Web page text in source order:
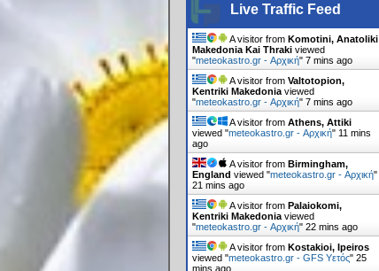
Live Traffic Feed
A visitor fromKomotini, Anatoliki
Makedonia Kai Thraki viewed
"meteokastro.gr - Αρχική"7 mins ago
A visitor fromValtotopion,
Kentriki Makedonia viewed
"meteokastro.gr - Αρχική"7 mins ago
A visitor fromAthens, Attiki
viewed "meteokastro.gr - Αρχική" 11 mins
ago
A visitor fromBirmingham,
England viewed "meteokastro.gr - Αρχική"
21 mins ago
A visitor fromPalaiokomi,
Kentriki Makedonia viewed
"meteokastro.gr - Αρχική"22 mins ago
A visitor fromKostakioi, Ipeiros
viewed "meteokastro.gr - GFS Υετός"25
mins ago